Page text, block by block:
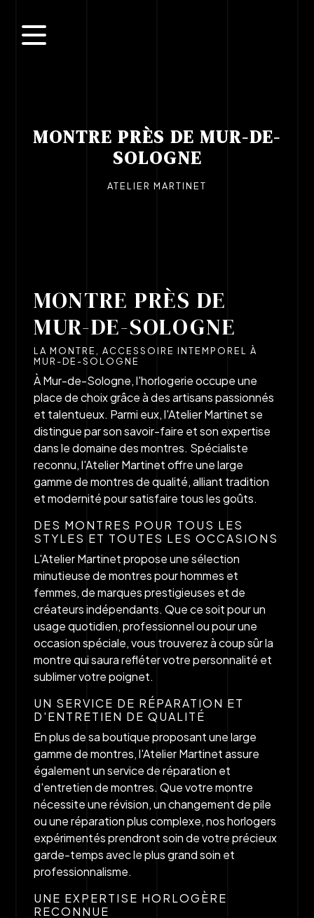
MONTRE PRÈS DE MUR-DE-
SOLOGNE
ATELIER MARTINET
MONTRE PRÈS DE
MUR-DE-SOLOGNE
LA MONTRE, ACCESSOIRE INTEMPOREL À
MUR-DE-SOLOGNE
À Mur-de-Sologne, l'horlogerie occupe une
place de choix grâce à des artisans passionnés
et talentueux. Parmi eux, l'Atelier Martinet se
distingue par son savoir-faire et son expertise
dans le domaine des montres. Spécialiste
reconnu, l'Atelier Martinet offre une large
gamme de montres de qualité, alliant tradition
et modernité pour satisfaire tous les goûts.
DES MONTRES POUR TOUS LES
STYLES ET TOUTES LES OCCASIONS
L'Atelier Martinet propose une sélection
minutieuse de montres pour hommes et
femmes, de marques prestigieuses et de
créateurs indépendants. Que ce soit pour un
usage quotidien, professionnel ou pour une
occasion spéciale, vous trouverez à coup sûr la
montre qui saura refléter votre personnalité et
sublimer votre poignet.
UN SERVICE DE RÉPARATION ET
D'ENTRETIEN DE QUALITÉ
En plus de sa boutique proposant une large
gamme de montres, l'Atelier Martinet assure
également un service de réparation et
d'entretien de montres. Que votre montre
nécessite une révision, un changement de pile
ou une réparation plus complexe, nos horlogers
expérimentés prendront soin de votre précieux
garde-temps avec le plus grand soin et
professionnalisme.
UNE EXPERTISE HORLOGÈRE
RECONNUE